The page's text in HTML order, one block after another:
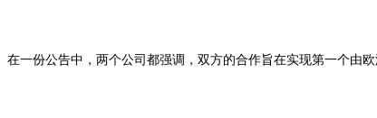
在一份公告中，两个公司都强调，双方的合作旨在实现第一个由